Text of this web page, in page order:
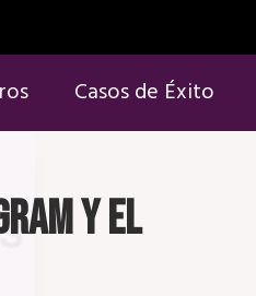
Casos de Éxito
y el